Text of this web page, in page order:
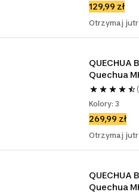
129,99 zł
Otrzymaj
QUECHUA
Quechua
Kolory: 3
269,99 zł
Otrzymaj
QUECHUA
Quechua